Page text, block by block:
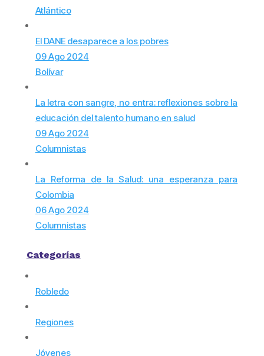
Atlántico
El DANE desaparece a los pobres
09 Ago 2024
Bolívar
La letra con sangre, no entra: reflexiones sobre la
educación del talento humano en salud
09 Ago 2024
Columnistas
La Reforma de la Salud: una esperanza para
Colombia
06 Ago 2024
Columnistas
Categorías
Robledo
Regiones
Jóvenes